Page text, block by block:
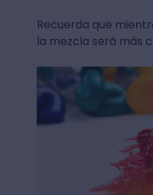
Recuerda que
la mezcla será más